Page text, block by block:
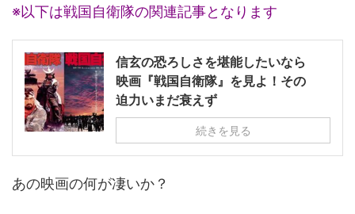
※以下は戦国自衛隊の関連記事となります
信玄の恐ろしさを堪能したいなら
映画『戦国自衛隊』を見よ！その
迫力いまだ衰えず
続きを見る
あの映画の何が凄いか？